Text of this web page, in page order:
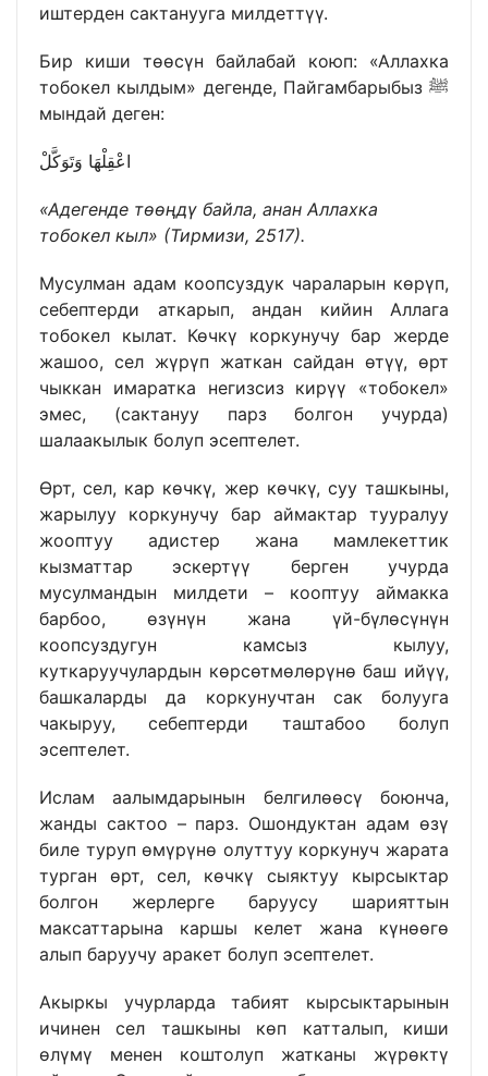
иштерден сактанууга милдеттүү.
Бир киши төөсүн байлабай коюп: «Аллахка
тобокел кылдым» дегенде, Пайгамбарыбыз ﷺ
мындай деген:
اعْقِلْهَا وَتَوَكَّلْ
«Адегенде төөңдү байла, анан Аллахка
тобокел кыл» (Тирмизи, 2517).
Мусулман адам коопсуздук чараларын көрүп,
себептерди аткарып, андан кийин Аллага
тобокел кылат. Көчкү коркунучу бар жерде
жашоо, сел жүрүп жаткан сайдан өтүү, өрт
чыккан имаратка негизсиз кирүү «тобокел»
эмес, (сактануу парз болгон учурда)
шалаакылык болуп эсептелет.
Өрт, сел, кар көчкү, жер көчкү, суу ташкыны,
жарылуу коркунучу бар аймактар тууралуу
жооптуу адистер жана мамлекеттик
кызматтар эскертүү берген учурда
мусулмандын милдети – кооптуу аймакка
барбоо, өзүнүн жана үй-бүлөсүнүн
коопсуздугун камсыз кылуу,
куткаруучулардын көрсөтмөлөрүнө баш ийүү,
башкаларды да коркунучтан сак болууга
чакыруу, себептерди таштабоо болуп
эсептелет.
Ислам аалымдарынын белгилөөсү боюнча,
жанды сактоо – парз. Ошондуктан адам өзү
биле туруп өмүрүнө олуттуу коркунуч жарата
турган өрт, сел, көчкү сыяктуу кырсыктар
болгон жерлерге баруусу шарияттын
максаттарына каршы келет жана күнөөгө
алып баруучу аракет болуп эсептелет.
Акыркы учурларда табият кырсыктарынын
ичинен сел ташкыны көп катталып, киши
өлүмү менен коштолуп жатканы жүрөктү